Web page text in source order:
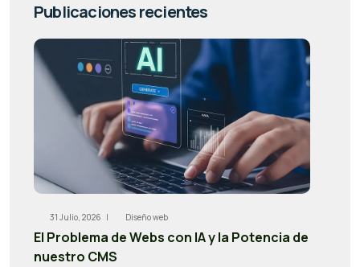
Publicaciones recientes
31 Julio, 2026 | Diseño web
El Problema de Webs con IA y la Potencia de
nuestro CMS